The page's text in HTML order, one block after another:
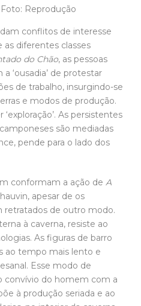
de trabalho, insurgindo-se
As persistentes
são mediadas
pende para o lado dos
conformam a ação deA
apesar de os
retratados de outro modo.
à caverna, resiste ao
As figuras de barro
Esse modo de
convívio do homem com a
à produção seriada e ao
no interior da caverna.
residem as disputas
a modos de
outros modos
se socialmente e